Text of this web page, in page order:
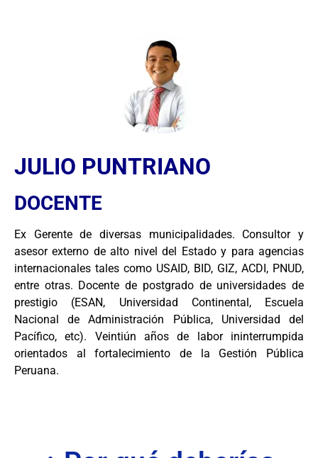
JULIO PUNTRIANO
DOCENTE
Ex Gerente de diversas municipalidades. Consultor y
asesor externo de alto nivel del Estado y para agencias
internacionales tales como USAID, BID, GIZ, ACDI, PNUD,
entre otras. Docente de postgrado de universidades de
prestigio (ESAN, Universidad Continental, Escuela
Nacional de Administración Pública, Universidad del
Pacífico, etc). Veintiún años de labor ininterrumpida
orientados al fortalecimiento de la Gestión Pública
Peruana.